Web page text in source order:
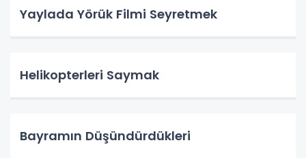
Yaylada Yörük Filmi Seyretmek
Helikopterleri Saymak
Bayramın Düşündürdükleri